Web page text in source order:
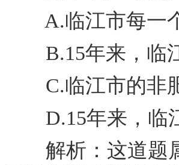
A.临江市每一个
B.15年来，临江
C.临江市的非肥
D.15年来，临江
解析：这道题属